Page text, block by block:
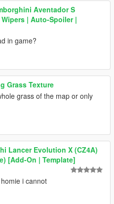
Aventador S
| Auto-Spoiler |
in game?
Grass Texture
grass of the map or only
Lancer Evolution X (CZ4A)
[Add-On | Template]
i cannot